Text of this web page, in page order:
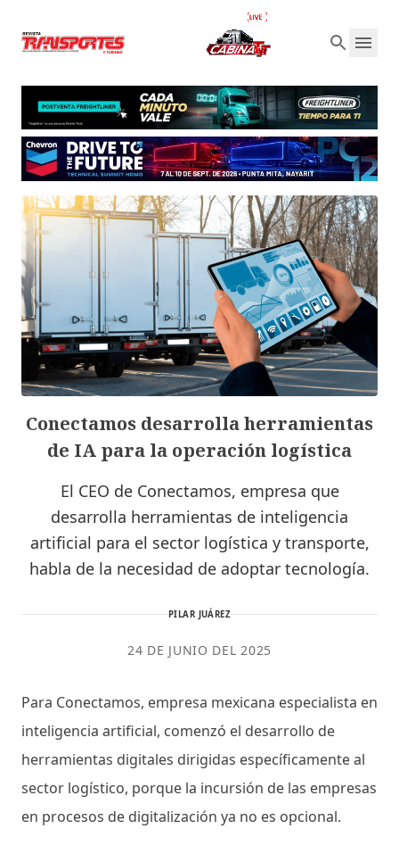
Conectamos desarrolla herramientas
de IA para la operación logística
El CEO de Conectamos, empresa que
desarrolla herramientas de inteligencia
artificial para el sector logística y transporte,
habla de la necesidad de adoptar tecnología.
PILAR JUÁREZ
24 DE JUNIO DEL 2025
Para Conectamos, empresa mexicana especialista en
inteligencia artificial, comenzó el desarrollo de
herramientas digitales dirigidas específicamente al
sector logístico, porque la incursión de las empresas
en procesos de digitalización ya no es opcional.